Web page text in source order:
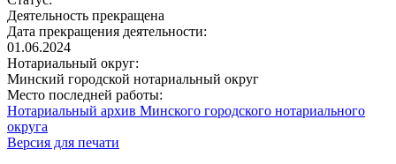
Деятельность прекращена
Дата прекращения деятельности:
01.06.2024
Нотариальный округ:
Минский городской нотариальный округ
Место последней работы:
Нотариальный архив Минского городского нотариального
округа
Версия для печати